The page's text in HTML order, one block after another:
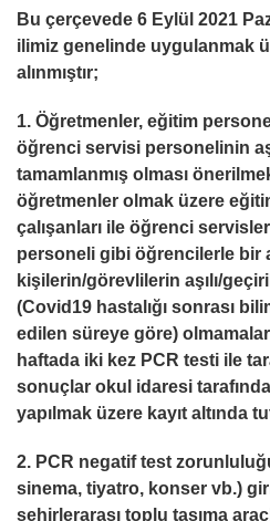
Bu çerçevede 6 Eylül 2021
ilimiz genelinde uygulanmak
alınmıştır;
1. Öğretmenler, eğitim
öğrenci servisi personelinin
tamamlanmış olması
öğretmenler olmak üzere
çalışanları ile öğrenci
personeli gibi öğrencilerle bir
kişilerin/görevlilerin aşılı/
(Covid­19 hastalığı sonrası
edilen süreye göre)
haftada iki kez PCR testi ile
sonuçlar okul idaresi
yapılmak üzere kayıt altında
2. PCR negatif test
sinema, tiyatro, konser vb.)
şehirlerarası toplu taşıma